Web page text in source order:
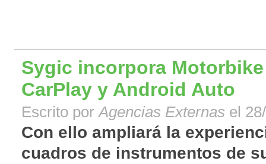
Sygic incorpora
CarPlay y Android Auto
Escrito porAgencias Externas el
Con ello ampliará la
cuadros de instrumentos de